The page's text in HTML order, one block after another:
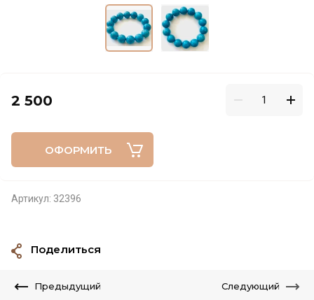
2 500
ОФОРМИТЬ
Артикул: 32396
Поделиться
Предыдущий Следующий